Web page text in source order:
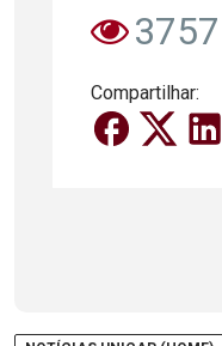
3757
Compartilhar: